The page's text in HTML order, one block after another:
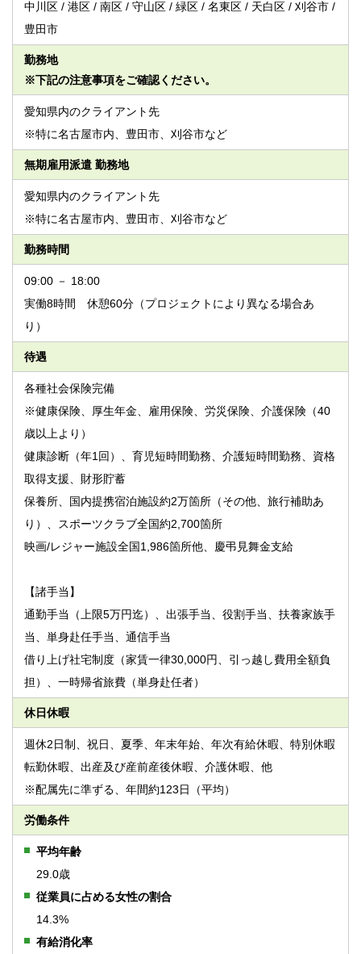
中川区 / 港区 / 南区 / 守山区 / 緑区 / 名東区 / 天白区 / 刈谷市 /
豊田市
勤務地
※下記の注意事項をご確認ください。
愛知県内のクライアント先
※特に名古屋市内、豊田市、刈谷市など
無期雇用派遣 勤務地
愛知県内のクライアント先
※特に名古屋市内、豊田市、刈谷市など
勤務時間
09:00 － 18:00
実働8時間 休憩60分（プロジェクトにより異なる場合あ
り）
待遇
各種社会保険完備
※健康保険、厚生年金、雇用保険、労災保険、介護保険（40
歳以上より）
健康診断（年1回）、育児短時間勤務、介護短時間勤務、資格
取得支援、財形貯蓄
保養所、国内提携宿泊施設約2万箇所（その他、旅行補助あ
り）、スポーツクラブ全国約2,700箇所
映画/レジャー施設全国1,986箇所他、慶弔見舞金支給
【諸手当】
通勤手当（上限5万円迄）、出張手当、役割手当、扶養家族手
当、単身赴任手当、通信手当
借り上げ社宅制度（家賃一律30,000円、引っ越し費用全額負
担）、一時帰省旅費（単身赴任者）
休日休暇
週休2日制、祝日、夏季、年末年始、年次有給休暇、特別休暇
転勤休暇、出産及び産前産後休暇、介護休暇、他
※配属先に準ずる、年間約123日（平均）
労働条件
平均年齢
29.0歳
従業員に占める女性の割合
14.3%
有給消化率